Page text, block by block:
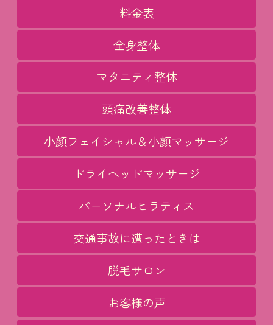
料金表
全身整体
マタニティ整体
頭痛改善整体
小顔フェイシャル＆小顔マッサージ
ドライヘッドマッサージ
パーソナルピラティス
交通事故に遭ったときは
脱毛サロン
お客様の声